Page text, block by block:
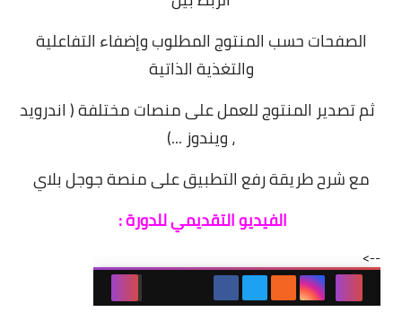
الصفحات حسب المنتوج المطلوب وإضفاء التفاعلية
والتغذية الذاتية
ثم تصدير المنتوج للعمل على منصات مختلفة ( اندرويد
، ويندوز ...)
مع شرح طريقة رفع التطبيق على منصة جوجل بلاي
الفيديو التقديمي للدورة :